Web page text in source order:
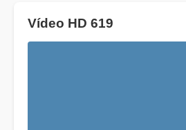
Vídeo HD 619